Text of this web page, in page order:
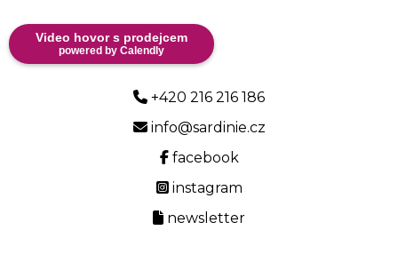
Video hovor s prodejcem
powered by Calendly
+420 216 216 186
info@sardinie.cz
facebook
instagram
newsletter